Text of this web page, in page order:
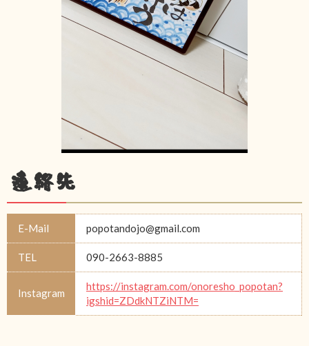
連絡先
E-Mail popotandojo@gmail.com
TEL 090-2663-8885
Instagram
https://instagram.com/onoresho_popotan?
igshid=ZDdkNTZiNTM=